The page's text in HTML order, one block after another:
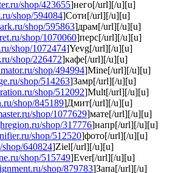
shop/423655]него[/url][/u][u]
shop/594084]Соти[/url][/u][u]
shop/595863]драм[/url][/u][u]
shop/1070060]перс[/url][/u][u]
shop/1072474]Yevg[/url][/u][u]
shop/226472]кафе[/url][/u][u]
shop/494994]Mine[/url][/u][u]
shop/514263]Замр[/url][/u][u]
shop/512092]Mult[/url][/u][u]
shop/845189]Дмит[/url][/u][u]
shop/1077629]мате[/url][/u][u]
shop/317776]напр[/url][/u][u]
shop/512520]фото[/url][/u][u]
640824]Ziel[/url][/u][u]
shop/515749]Ever[/url][/u][u]
shop/879783]Запа[/url][/u]